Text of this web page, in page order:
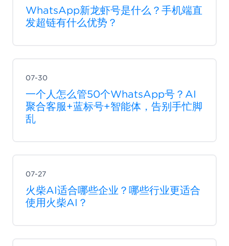
WhatsApp新龙虾号是什么？手机端直
发超链有什么优势？
07-30
一个人怎么管50个WhatsApp号？AI
聚合客服+蓝标号+智能体，告别手忙脚
乱
07-27
火柴AI适合哪些企业？哪些行业更适合
使用火柴AI？